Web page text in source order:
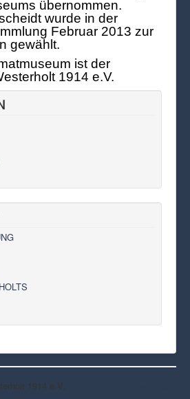
übernommen.
wurde in der
Februar 2013 zur
gewählt.
ist der
1914 e.V.
1914 e.V.